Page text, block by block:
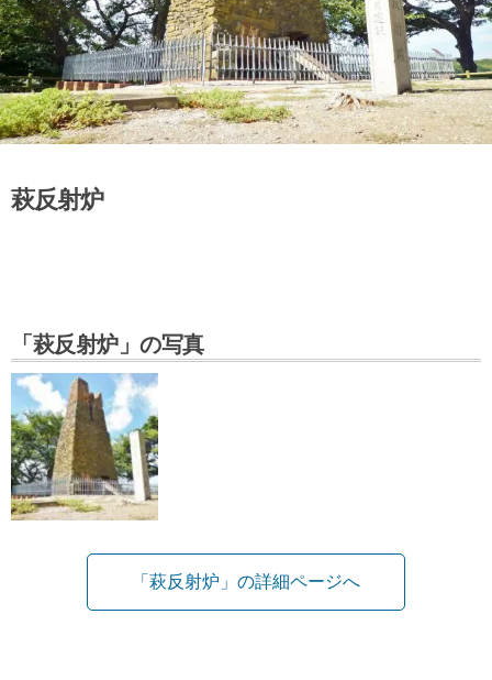
萩反射炉
「萩反射炉」の写真
「萩反射炉」の詳細ページへ